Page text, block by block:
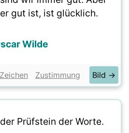
gut ist, ist glücklich.
Wilde
Zeichen Zustimmung Bild →
Prüfstein der Worte.